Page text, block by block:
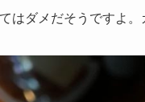
はダメだそうですよ